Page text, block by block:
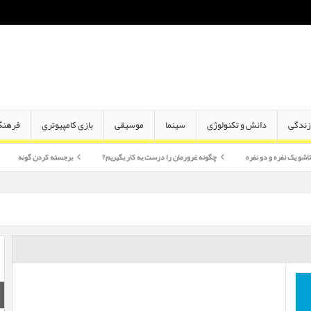
دانش و تکنولوژی سینما موسیقی بازی کامپیوتری
نفره چگونه غرورمان را درست به کار بگیریم؟ برجسته کردن گونه اختلاف